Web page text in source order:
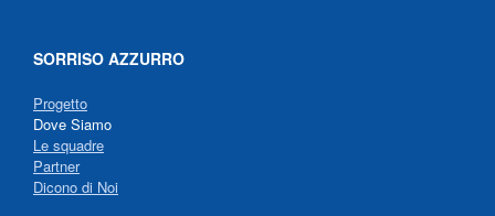
SORRISO AZZURRO
Progetto
Dove Siamo
Le squadre
Partner
Dicono di Noi